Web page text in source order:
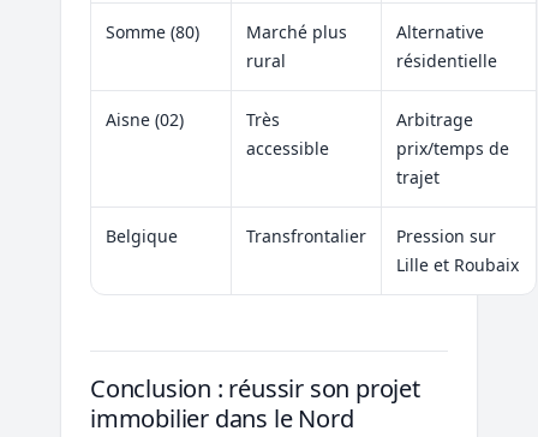
Somme (80)
Marché plus
rural
Alternative
résidentielle
Aisne (02)
Très
accessible
Arbitrage
prix/temps de
trajet
Belgique Transfrontalier
Pression sur
Lille et Roubaix
Conclusion : réussir son projet
immobilier dans le Nord